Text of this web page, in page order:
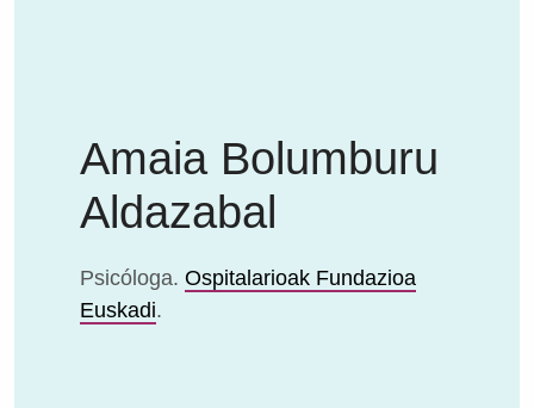
Amaia Bolumburu
Aldazabal
Psicóloga. Ospitalarioak Fundazioa
Euskadi.